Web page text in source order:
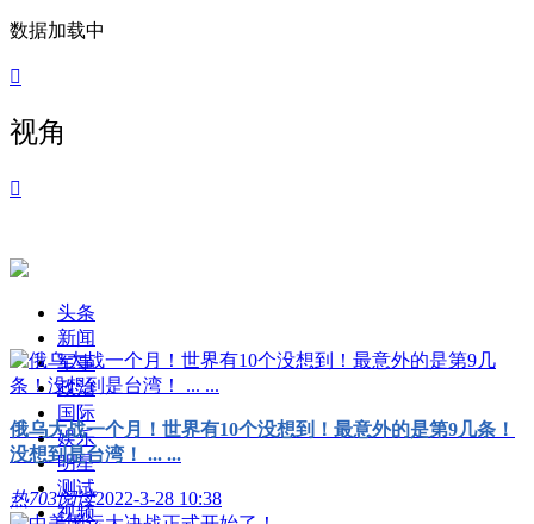
数据加载中

视角

头条
新闻
军事
政治
国际
娱乐
明星
测试
视频
俄乌大战一个月！世界有10个没想到！最意外的是第9几条！
没想到是台湾！ ... ...
热703阅读2022-3-28 10:38